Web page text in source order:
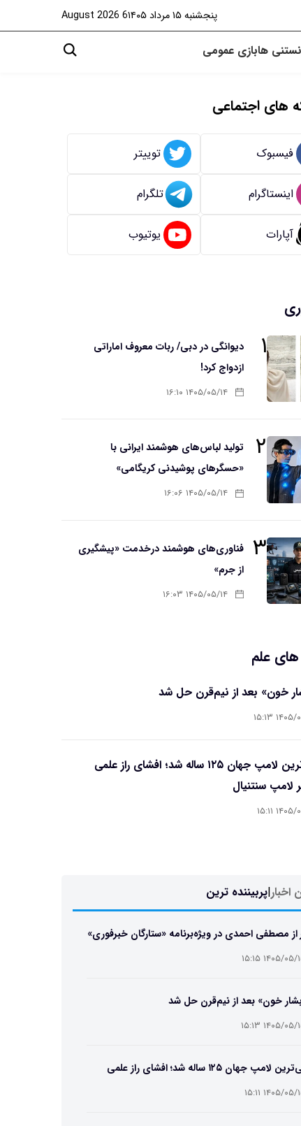
پنجشنبه ۱۵ مرداد ۱۴۰۵ 6 August 2026
هابازی عمومی
های اجتماعی
فیسبوک توییتر
اینستاگرام تلگرام
آپارات یوتیوب
۱
دیوانگی در دبی/ ربات معروف اماراتی
ازدواج کرد!
۱۴۰۵/۰۵/۱۴ ۱۶:۱۰
۲
تولید لباس‌های هوشمند ایرانی با
«حسگرهای پوشیدنی کریگامی»
۱۴۰۵/۰۵/۱۴ ۱۶:۰۶
۳ فناوری‌های هوشمند درخدمت «پیشگیری
از جرم»
۱۴۰۵/۰۵/۱۴ ۱۶:۰۳
علم
خون» بعد از نیم‌قرن حل شد
۱۵ ۱۵:۱۳
قدیمی‌ترین لامپ جهان ۱۲۵ ساله شد؛ افشای راز علمی
لامپ سنتنیال
۱۵ ۱۵:۱۱
اخبار|پربیننده ترین
از مصطفی احمدی در ویژه‌برنامه «ستارگان خبرفوری»
۰۵/۱۵ ۱۵:۱۵
خون» بعد از نیم‌قرن حل شد
۰۵/۱۵ ۱۵:۱۳
قدیمی‌ترین لامپ جهان ۱۲۵ ساله شد؛ افشای راز علمی
لامپ سنتنیال
۰۵/۱۵ ۱۵:۱۱